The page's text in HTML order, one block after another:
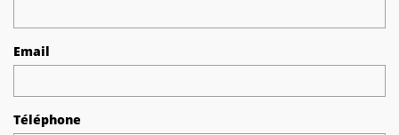
Email
Téléphone